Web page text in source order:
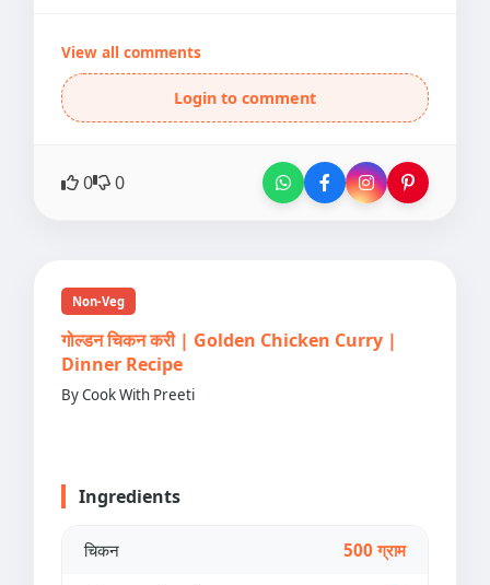
View all comments
Login to comment
0 0
Non-Veg
गोल्डन चिकन करी | Golden Chicken Curry |
Dinner Recipe
By Cook With Preeti
Ingredients
चिकन 500 ग्राम